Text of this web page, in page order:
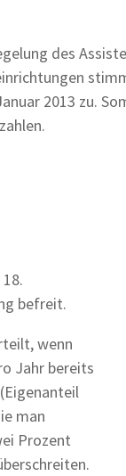
des
2013 zu.
befreit.
wenn
Jahr bereits
man
Prozent